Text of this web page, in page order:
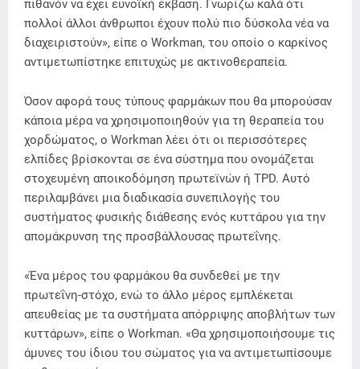
πιθανόν να έχει ευνοϊκή έκβαση. Γνωρίζω καλά ότι
πολλοί άλλοι άνθρωποι έχουν πολύ πιο δύσκολα νέα να
διαχειριστούν», είπε ο Workman, του οποίο ο καρκίνος
αντιμετωπίστηκε επιτυχώς με ακτινοθεραπεία.
Όσον αφορά τους τύπους φαρμάκων που θα μπορούσαν
κάποια μέρα να χρησιμοποιηθούν για τη θεραπεία του
χορδώματος, ο Workman λέει ότι οι περισσότερες
ελπίδες βρίσκονται σε ένα σύστημα που ονομάζεται
στοχευμένη αποικοδόμηση πρωτεϊνών ή TPD. Αυτό
περιλαμβάνει μια διαδικασία συνεπιλογής του
συστήματος φυσικής διάθεσης ενός κυττάρου για την
απομάκρυνση της προσβάλλουσας πρωτεΐνης.
«Ένα μέρος του φαρμάκου θα συνδεθεί με την
πρωτεΐνη-στόχο, ενώ το άλλο μέρος εμπλέκεται
απευθείας με τα συστήματα απόρριψης αποβλήτων των
κυττάρων», είπε ο Workman. «Θα χρησιμοποιήσουμε τις
άμυνες του ίδιου του σώματος για να αντιμετωπίσουμε